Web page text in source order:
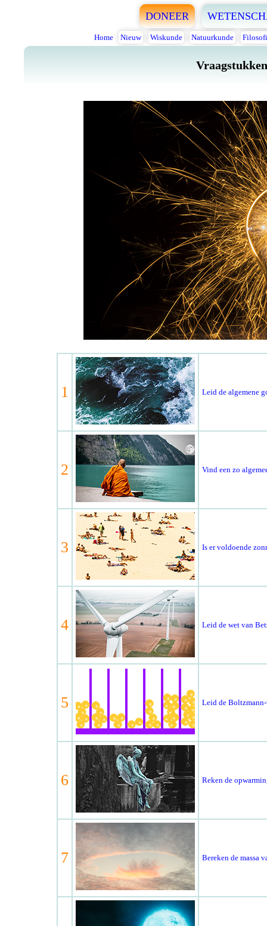
DONEER
Home Nieuw Wiskunde Natuurkunde
1 Leid de algemene
2 Vind een zo
3 Is er voldoende
4 Leid de wet van
5 Leid de
6 Reken de
7 Bereken de massa